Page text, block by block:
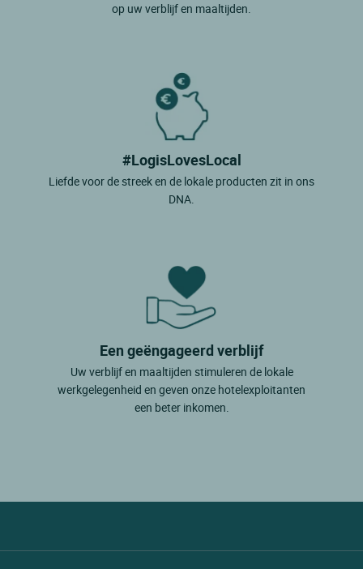
op uw verblijf en maaltijden.
#LogisLovesLocal
Liefde voor de streek en de lokale producten zit in ons
DNA.
Een geëngageerd verblijf
Uw verblijf en maaltijden stimuleren de lokale
werkgelegenheid en geven onze hotelexploitanten
een beter inkomen.